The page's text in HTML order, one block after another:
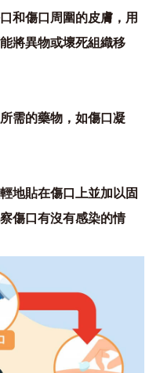
和傷口周圍的皮膚，用
將異物或壞死組織移
需的藥物，如傷口凝
地貼在傷口上並加以固
傷口有沒有感染的情